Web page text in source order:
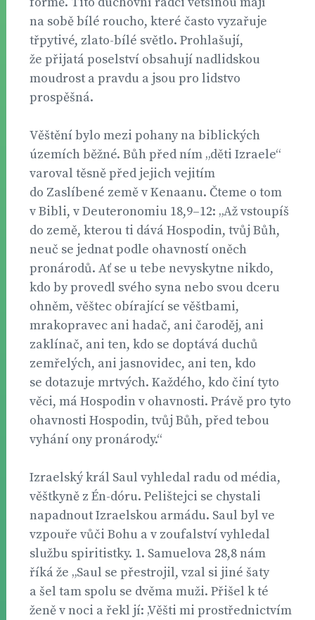
na sobě bílé roucho, které často vyzařuje
třpytivé, zlato-bílé světlo. Prohlašují,
že přijatá poselství obsahují nadlidskou
moudrost a pravdu a jsou pro lidstvo
prospěšná.
Věštění bylo mezi pohany na biblických
územích běžné. Bůh před ním „děti Izraele“
varoval těsně před jejich vejitím
do Zaslíbené země v Kenaanu. Čteme o tom
v Bibli, v Deuteronomiu 18,9–12: „Až vstoupíš
do země, kterou ti dává Hospodin, tvůj Bůh,
neuč se jednat podle ohavností oněch
pronárodů. Ať se u tebe nevyskytne nikdo,
kdo by provedl svého syna nebo svou dceru
ohněm, věštec obírající se věštbami,
mrakopravec ani hadač, ani čaroděj, ani
zaklínač, ani ten, kdo se doptává duchů
zemřelých, ani jasnovidec, ani ten, kdo
se dotazuje mrtvých. Každého, kdo činí tyto
věci, má Hospodin v ohavnosti. Právě pro tyto
ohavnosti Hospodin, tvůj Bůh, před tebou
vyhání ony pronárody.“
Izraelský král Saul vyhledal radu od média,
věštkyně z Én-dóru. Pelištejci se chystali
napadnout Izraelskou armádu. Saul byl ve
vzpouře vůči Bohu a v zoufalství vyhledal
službu spiritistky. 1. Samuelova 28,8 nám
říká že „Saul se přestrojil, vzal si jiné šaty
a šel tam spolu se dvěma muži. Přišel k té
ženě v noci a řekl jí: ‚Věšti mi prostřednictvím